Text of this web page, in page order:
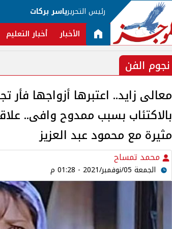
رئيس التحريرياسر بركات
الأخبار أخبار التعليم
نجوم الفن
معالى زايد.. اعتبرها أزواجها
بالاكتئاب بسبب ممدوح وافى..
مثيرة مع محمود عبد العزيز
محمد تمساح
الجمعة 05/نوفمبر/2021 - 01:28 م